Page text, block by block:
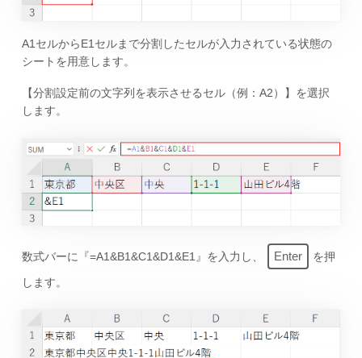
A1セルからE1セルまで分割したセルが入力されている状態の
シートを用意します。
【分割設定前の文字列を表示させるセル（例：A2）】を選択
します。
数式バーに『=A1&B1&C1&D1&E1』を入力し、 Enter
を押
します。